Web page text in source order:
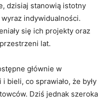
⁢dzisiaj⁢ stanowią istotny
indywidualności.
się ⁢ich projekty oraz
lat.
⁢głównie ⁢w
​bieli, co⁢ sprawiało, ​że ⁤były⁣
Dziś jednak szeroka